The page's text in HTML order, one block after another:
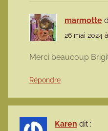
marmotte
26 mai 2024
Merci beaucoup
Répondre
Karen dit :